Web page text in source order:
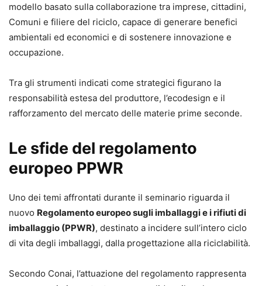
modello basato sulla collaborazione tra imprese, cittadini,
Comuni e filiere del riciclo, capace di generare benefici
ambientali ed economici e di sostenere innovazione e
occupazione.
Tra gli strumenti indicati come strategici figurano la
responsabilità estesa del produttore, l’ecodesign e il
rafforzamento del mercato delle materie prime seconde.
Le sfide del regolamento
europeo PPWR
Uno dei temi affrontati durante il seminario riguarda il
nuovo Regolamento europeo sugli imballaggi e i rifiuti di
imballaggio (PPWR), destinato a incidere sull’intero ciclo
di vita degli imballaggi, dalla progettazione alla riciclabilità.
Secondo Conai, l’attuazione del regolamento rappresenta